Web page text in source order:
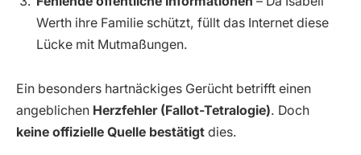
Werth ihre Familie schützt, füllt das Internet diese
Lücke mit Mutmaßungen.
Ein besonders hartnäckiges Gerücht betrifft einen
angeblichen Herzfehler (Fallot-Tetralogie). Doch
keine offizielle Quelle bestätigt dies.